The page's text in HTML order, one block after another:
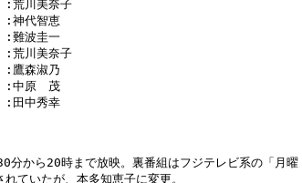
:荒川美奈子
:神代智恵
:難波圭一
:荒川美奈子
:鷹森淑乃
:中原　茂
:田中秀幸
分から20時まで放映。裏番組はフジテレビ系の「月
ていたが、本多知恵子に変更。